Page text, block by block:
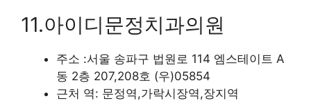
11.아이디문정치과의원
주소 :서울 송파구 법원로 114 엠스테이트 A
동 2층 207,208호 (우)05854
근처 역: 문정역,가락시장역,장지역